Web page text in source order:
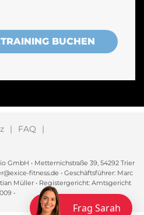
BUCHEN
FAQ
GmbH • Metternichstraße 39, 54292 Trier
fitness.de • Geschäftsführer: Marc
Müller • Registergericht: Amtsgericht
•
Frag Sarah